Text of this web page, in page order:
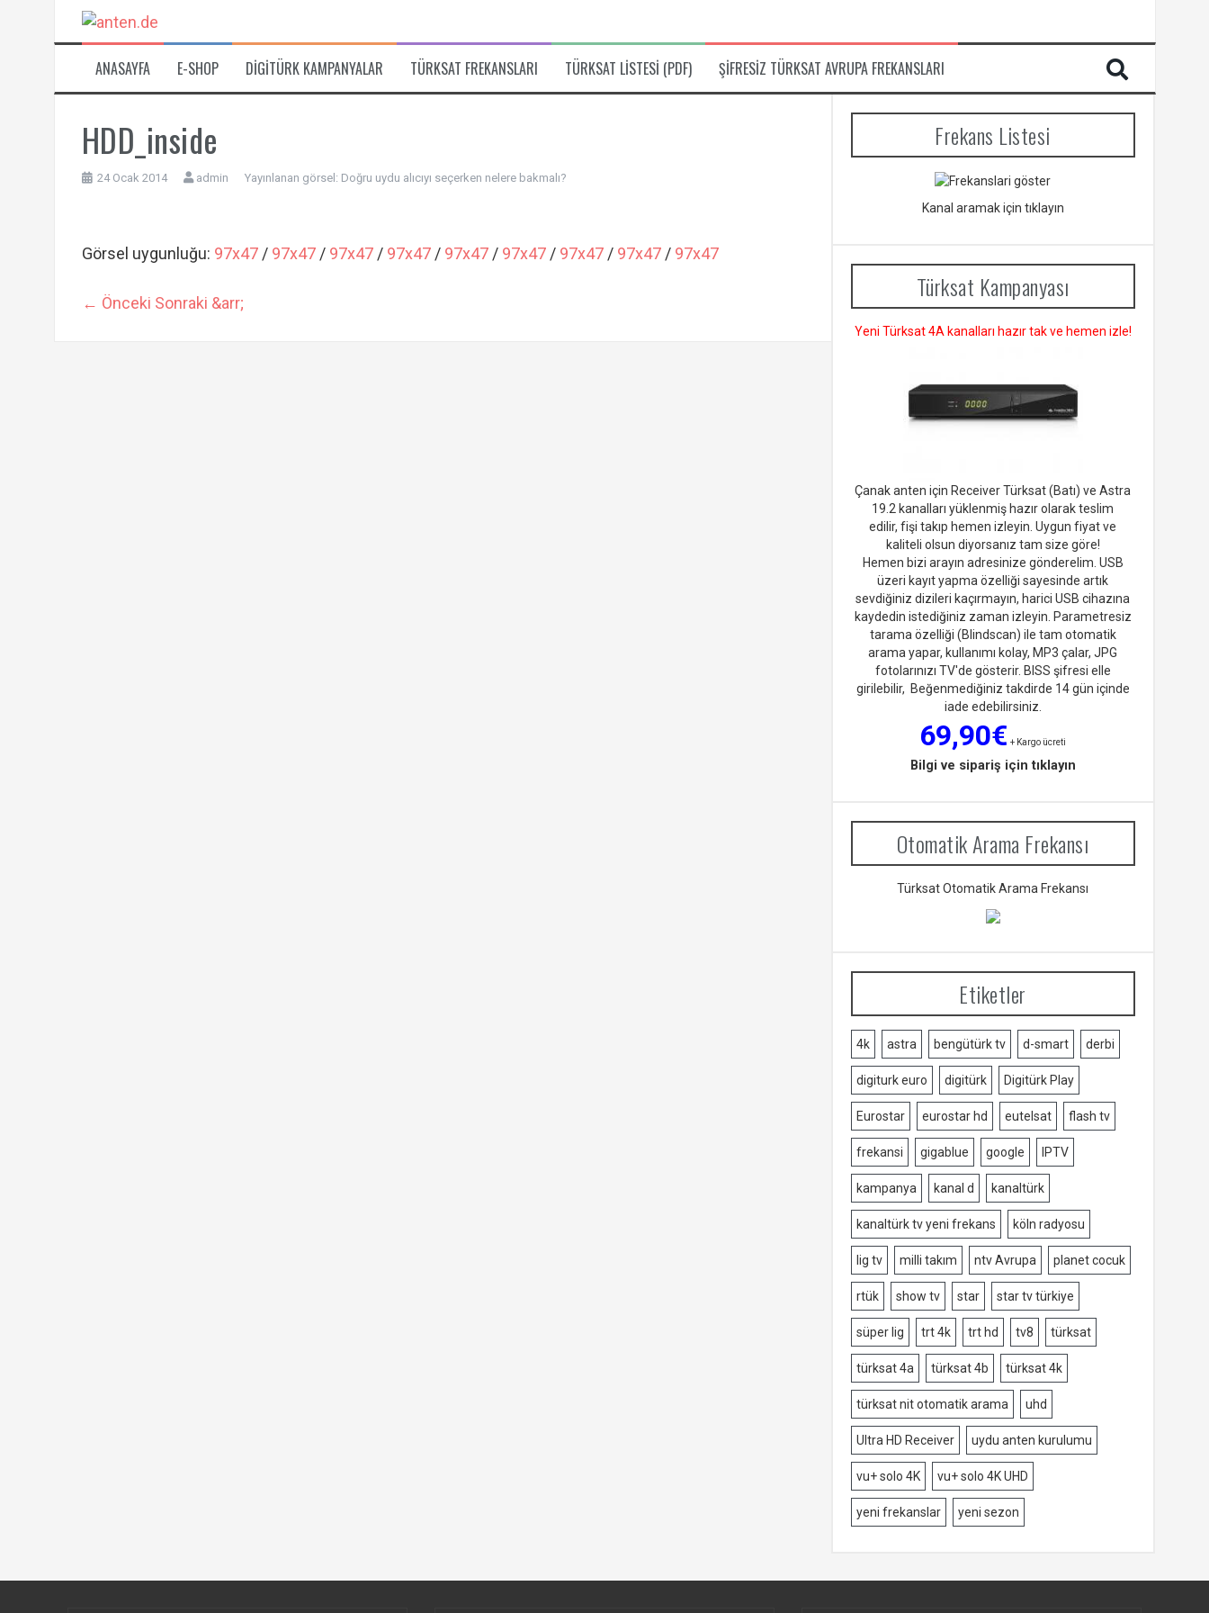
ANASAYFA E-SHOP DIGITÜRK KAMPANYALAR TÜRKSAT FREKANSLARI TÜRKSAT LISTESI (PDF) ŞIFRESIZ TÜRKSAT AVRUPA FREKANSLARI
HDD_inside
24 Ocak 2014 admin Yayınlanan görsel: Doğru uydu alıcıyı seçerken nelere bakmalı?
Görsel uygunluğu: 97x47/ 97x47/ 97x47/ 97x47/ 97x47/ 97x47/ 97x47/ 97x47/ 97x47
← Önceki Sonraki &arr;
Frekans Listesi
Kanal aramak için tıklayın
Türksat Kampanyası
Yeni Türksat 4A kanalları hazır tak ve hemen izle!
Çanak anten için Receiver Türksat (Batı) ve Astra
19.2 kanalları yüklenmiş hazır olarak teslim
edilir, fişi takıp hemen izleyin. Uygun fiyat ve
kaliteli olsun diyorsanız tam size göre!
Hemen bizi arayın adresinize gönderelim. USB
üzeri kayıt yapma özelliği sayesinde artık
sevdiğiniz dizileri kaçırmayın, harici USB cihazına
kaydedin istediğiniz zaman izleyin. Parametresiz
tarama özelliği (Blindscan) ile tam otomatik
arama yapar, kullanımı kolay, MP3 çalar, JPG
fotolarınızı TV'de gösterir. BISS şifresi elle
girilebilir, Beğenmediğiniz takdirde 14 gün içinde
iade edebilirsiniz.
69,90€ + Kargo ücreti
Bilgi ve sipariş için tıklayın
Otomatik Arama Frekansı
Türksat Otomatik Arama Frekansı
Etiketler
4k astra bengütürk tv d-smart derbi
digiturk euro digitürk Digitürk Play
Eurostar eurostar hd eutelsat flash tv
frekansi gigablue google IPTV
kampanya kanal d kanaltürk
kanaltürk tv yeni frekans köln radyosu
lig tv milli takım ntv Avrupa planet cocuk
rtük show tv star star tv türkiye
süper lig trt 4k trt hd tv8 türksat
türksat 4a türksat 4b türksat 4k
türksat nit otomatik arama uhd
Ultra HD Receiver uydu anten kurulumu
vu+ solo 4K vu+ solo 4K UHD
yeni frekanslar yeni sezon